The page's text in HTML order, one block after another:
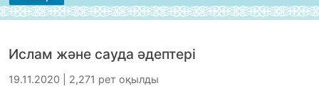
Ислам және сауда әдептері
19.11.2020 | 2,271 рет оқылды